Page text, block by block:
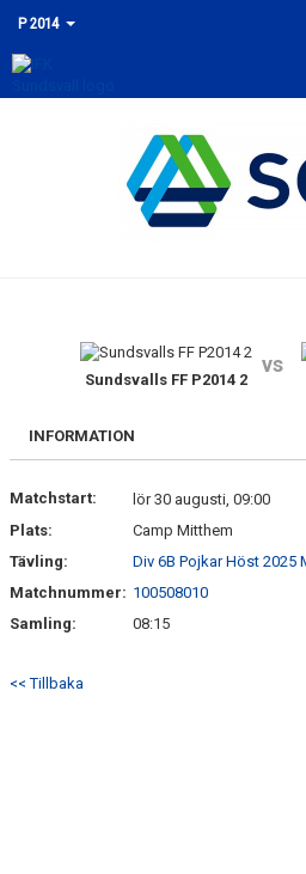
P 2014
Sundsvalls FF P2014 2
vs
INFORMATION
Matchstart:
lör 30 augusti, 09:00
Plats:
Camp Mitthem
Tävling:
Div 6B Pojkar Höst 2025
Matchnummer: 100508010
Samling:
08:15
<< Tillbaka